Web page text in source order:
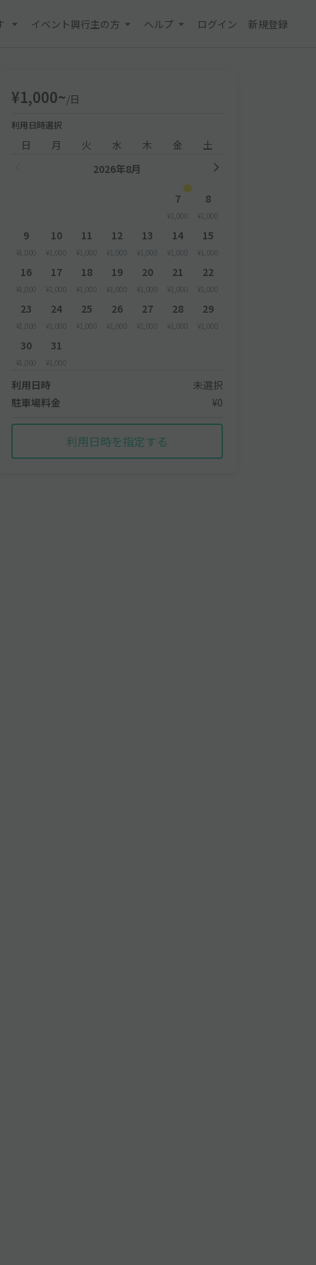
イベント興行主の方 ヘルプ ログイン 新規登録
¥1,000~/日
利用日時選択
日 月 火 水 木 金
土
2026年8月
7
¥1,000
8
¥1,000
9
¥1,000
10
¥1,000
11
¥1,000
12
¥1,000
13
¥1,000
14
¥1,000
15
¥1,000
16
¥1,000
17
¥1,000
18
¥1,000
19
¥1,000
20
¥1,000
21
¥1,000
22
¥1,000
23
¥1,000
24
¥1,000
25
¥1,000
26
¥1,000
27
¥1,000
28
¥1,000
29
¥1,000
30
¥1,000
31
¥1,000
利用日時
未選択
駐車場料金
¥0
利用日時を指定する